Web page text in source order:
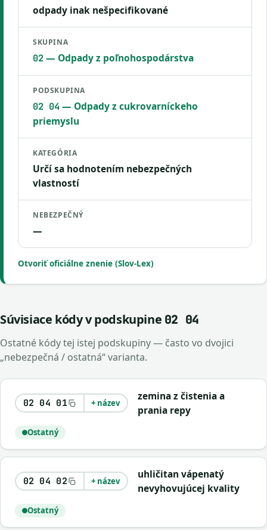
odpady inak nešpecifikované
SKUPINA
02— Odpady z poľnohospodárstva
PODSKUPINA
02 04 — Odpady z cukrovarníckeho
priemyslu
KATEGÓRIA
Určí sa hodnotením nebezpečných
vlastností
NEBEZPEČNÝ
—
Otvoriť oficiálne znenie (Slov-Lex)
Súvisiace kódy v podskupine 02 04
Ostatné kódy tej istej podskupiny — často vo dvojici
„nebezpečná / ostatná“ varianta.
02 04 01 + název
zemina z čistenia a
prania repy
Ostatný
02 04 02 + název
uhličitan vápenatý
nevyhovujúcej kvality
Ostatný